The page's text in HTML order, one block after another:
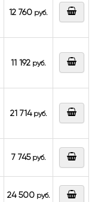
12 760 руб.
11 192 руб.
21 714руб.
7 745руб.
24 500руб.